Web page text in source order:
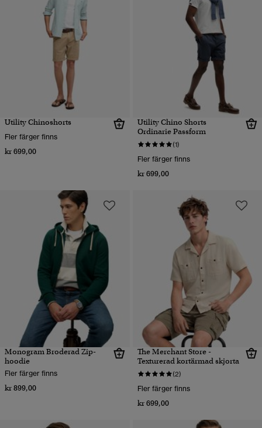
Utility Chinoshorts
Fler färger finns
kr 699,00
Utility Chino Shorts
Ordinarie Passform
(1)
Fler färger finns
kr 699,00
Monogram Broderad Zip-
hoodie
Fler färger finns
kr 899,00
The Merchant Store -
Texturerad kortärmad skjorta
(2)
Fler färger finns
kr 699,00